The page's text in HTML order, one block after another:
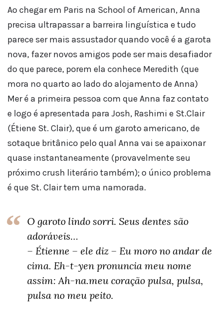
Ao chegar em Paris na School of American, Anna
precisa ultrapassar a barreira linguística e tudo
parece ser mais assustador quando você é a garota
nova, fazer novos amigos pode ser mais desafiador
do que parece, porem ela conhece Meredith (que
mora no quarto ao lado do alojamento de Anna)
Mer é a primeira pessoa com que Anna faz contato
e logo é apresentada para Josh, Rashimi e St.Clair
(Étiene St. Clair), que é um garoto americano, de
sotaque britânico pelo qual Anna vai se apaixonar
quase instantaneamente (provavelmente seu
próximo crush literário também); o único problema
é que St. Clair tem uma namorada.
O garoto lindo sorri. Seus dentes são
adoráveis…
– Étienne – ele diz – Eu moro no andar de
cima. Eh-t-yen pronuncia meu nome
assim: Ah-na.meu coração pulsa, pulsa,
pulsa no meu peito.